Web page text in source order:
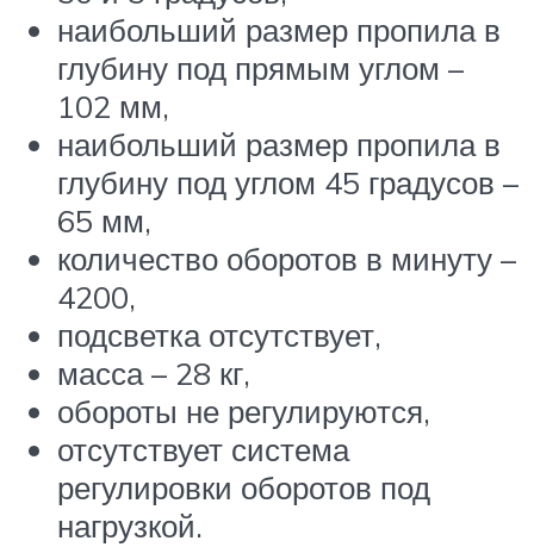
наибольший размер пропила в
глубину под прямым углом –
102 мм,
наибольший размер пропила в
глубину под углом 45 градусов –
65 мм,
количество оборотов в минуту –
4200,
подсветка отсутствует,
масса – 28 кг,
обороты не регулируются,
отсутствует система
регулировки оборотов под
нагрузкой.